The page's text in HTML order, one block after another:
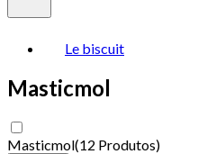
Le biscuit
Masticmol
Masticmol(12 Produtos)